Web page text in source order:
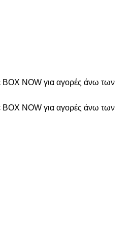
NOW για αγορές άνω των
NOW για αγορές άνω των